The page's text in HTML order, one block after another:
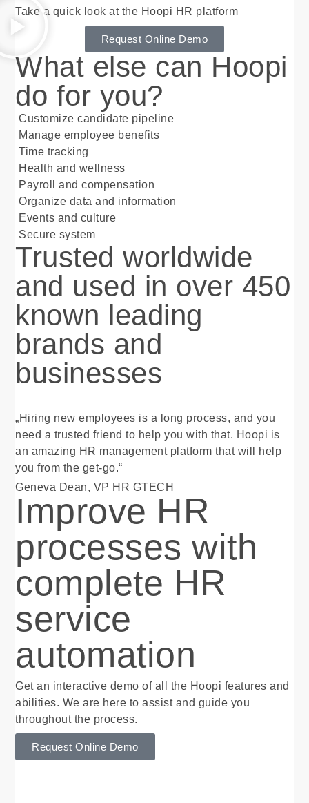
Take a quick look at the Hoopi HR platform
Request Online Demo
What else can Hoopi
do for you?
Customize candidate pipeline
Manage employee benefits
Time tracking
Health and wellness
Payroll and compensation
Organize data and information
Events and culture
Secure system
Trusted worldwide
and used in over 450
known leading
brands and
businesses
„Hiring new employees is a long process, and you
need a trusted friend to help you with that. Hoopi is
an amazing HR management platform that will help
you from the get-go.“
Geneva Dean, VP HR GTECH
Improve HR
processes with
complete HR
service
automation
Get an interactive demo of all the Hoopi features and
abilities. We are here to assist and guide you
throughout the process.
Request Online Demo